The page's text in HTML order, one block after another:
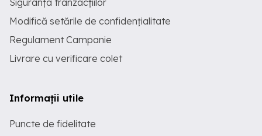
Siguranța tranzacțiilor
Modifică setările de confidențialitate
Regulament Campanie
Livrare cu verificare colet
Informații utile
Puncte de fidelitate